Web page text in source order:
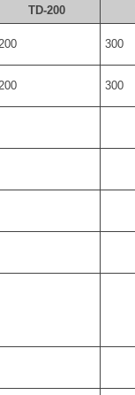
TD-200
200 300
200 300